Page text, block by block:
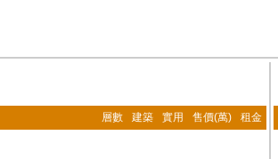
層數 建築 實用 售價(萬) 租金